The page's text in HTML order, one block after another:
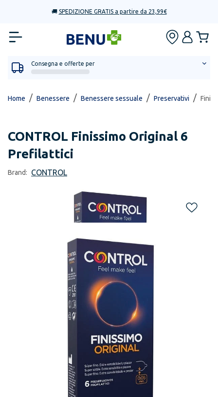
🚚 SPEDIZIONE GRATIS a partire da 23,99€
Consegna e offerte per
Home / Benessere / Benessere sessuale / Preservativi /
CONTROL Finissimo Original 6
Prefilattici
Brand: CONTROL